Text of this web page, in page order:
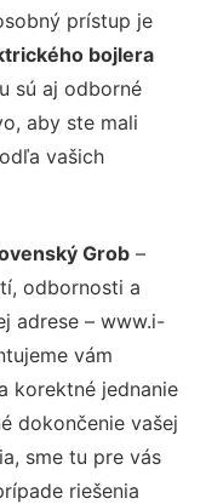
prístup je
bojlera
sú aj odborné
aby ste mali
vašich
Grob –
odbornosti a
adrese – www.i-
vám
korektné jednanie
dokončenie vašej
sme tu pre vás
riešenia